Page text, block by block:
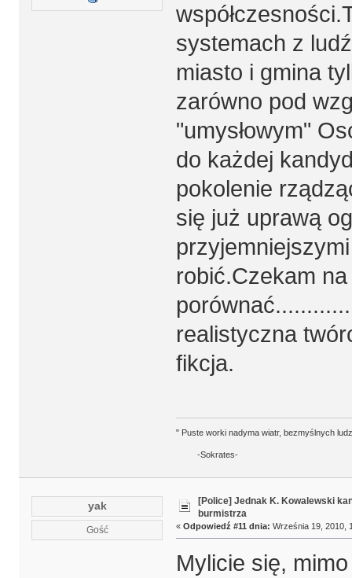
systemach z
miasto i gmina
zarówno pod
"umysłowym"
do każdej
pokolenie
się już uprawą
robić.Czekam
realistyczna
fikcja.
" Puste worki nadyma wiatr, bezmyślnych
-Sokrates-
yak
Gość
[Police] Jednak K. Kowalewski
burmistrza
« Odpowiedź #11 dnia: Września 19, 2010,
Mylicie się,